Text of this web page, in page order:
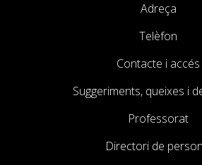
Adreça
Telèfon
Contacte i accés
Suggeriments, queixes i
Professorat
Directori de